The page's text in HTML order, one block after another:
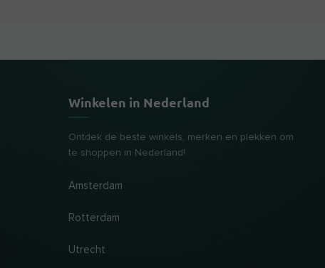
Winkelen in Nederland
Ontdek de beste winkels, merken en plekken om
te shoppen in Nederland!
Amsterdam
Rotterdam
Utrecht